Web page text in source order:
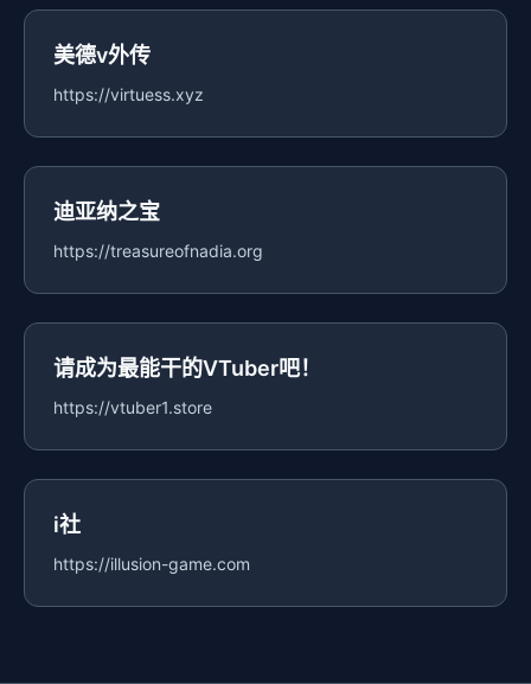
美德v外传
https://virtuess.xyz
迪亚纳之宝
https://treasureofnadia.org
请成为最能干的VTuber吧！
https://vtuber1.store
i社
https://illusion-game.com